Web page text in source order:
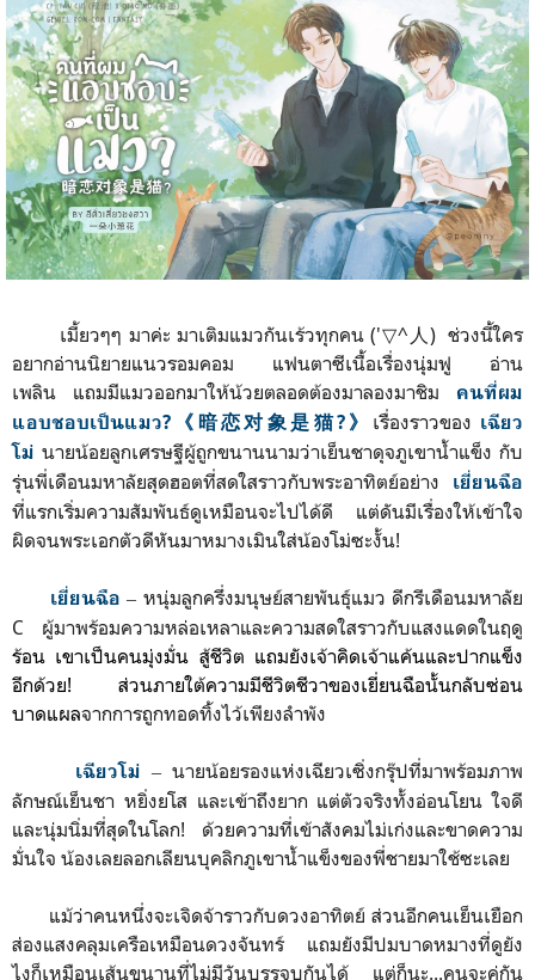
เมี้ยวๆๆ มาค่ะ มาเติมแมวกันเร้วทุกคน ('▽^人) ช่วงนี้ใคร
อยากอ่านนิยายแนวรอมคอม แฟนตาซีเนื้อเรื่องนุ่มฟู อ่าน
เพลิน แถมมีแมวออกมาให้น้วยตลอดต้องมาลองมาชิม คนที่ผม
แอบชอบเป็นแมว?《暗恋对象是猫?》 เรื่องราวของ เฉียว
โม่ นายน้อยลูกเศรษฐีผู้ถูกขนานนามว่าเย็นชาดุจภูเขาน้ำแข็ง กับ
รุ่นพี่เดือนมหาลัยสุดฮอตที่สดใสราวกับพระอาทิตย์อย่าง เยี่ยนฉือ
ที่แรกเริ่มความสัมพันธ์ดูเหมือนจะไปได้ดี แต่ดันมีเรื่องให้เข้าใจ
ผิดจนพระเอกตัวดีหันมาหมางเมินใส่น้องโม่ซะงั้น!
เยี่ยนฉือ‒ หนุ่มลูกครึ่งมนุษย์สายพันธุ์แมว ดีกรีเดือนมหาลัย
C ผู้มาพร้อมความหล่อเหลาและความสดใสราวกับแสงแดดในฤดู
ร้อน เขาเป็นคนมุ่งมั่น สู้ชีวิต แถมยังเจ้าคิดเจ้าแค้นและปากแข็ง
อีกด้วย! ส่วนภายใต้ความมีชีวิตชีวาของเยี่ยนฉือนั้นกลับซ่อน
บาดแผลจากการถูกทอดทิ้งไว้เพียงลำพัง
เฉียวโม่ ‒ นายน้อยรองแห่งเฉียวเซิ่งกรุ๊ปที่มาพร้อมภาพ
ลักษณ์เย็นชา หยิ่งยโส และเข้าถึงยาก แต่ตัวจริงทั้งอ่อนโยน ใจดี
และนุ่มนิ่มที่สุดในโลก! ด้วยความที่เข้าสังคมไม่เก่งและขาดความ
มั่นใจ น้องเลยลอกเลียนบุคลิกภูเขาน้ำแข็งของพี่ชายมาใช้ซะเลย
แม้ว่าคนหนึ่งจะเจิดจ้าราวกับดวงอาทิตย์ ส่วนอีกคนเย็นเยือก
ส่องแสงคลุมเครือเหมือนดวงจันทร์ แถมยังมีปมบาดหมางที่ดูยัง
ไงก็เหมือนเส้นขนานที่ไม่มีวันบรรจบกันได้ แต่ก็นะ...คนจะคู่กัน